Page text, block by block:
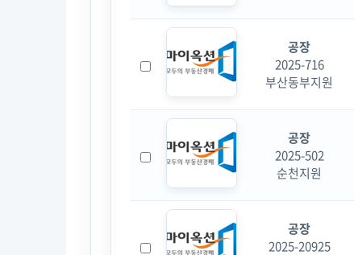
공장
2025-716
부산동부지원
공장
2025-502
순천지원
공장
2025-20925